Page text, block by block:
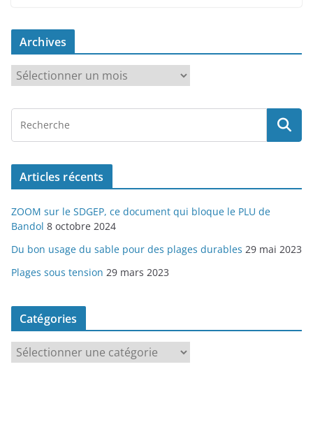
Archives
c
i
Articles récents
ZOOM sur le SDGEP, ce document qui bloque le PLU de
Bandol 8 octobre 2024
Du bon usage du sable pour des plages durables 29 mai 2023
Plages sous tension 29 mars 2023
Catégories